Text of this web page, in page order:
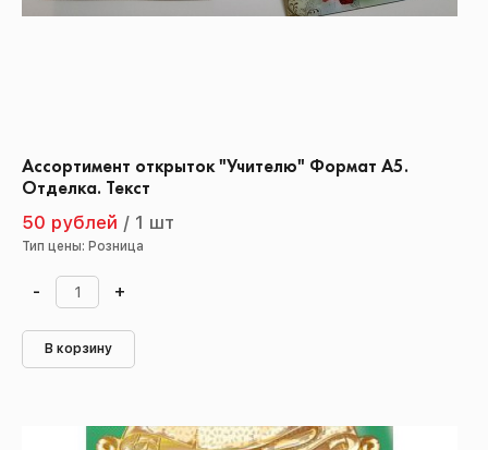
Ассортимент открыток "Учителю" Формат А5.
Отделка. Текст
50 рублей / 1 шт
Тип цены: Розница
- +
В корзину